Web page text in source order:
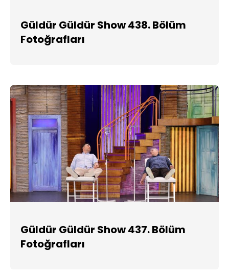
Güldür Güldür Show 438. Bölüm
Fotoğrafları
Güldür Güldür Show 437. Bölüm
Fotoğrafları